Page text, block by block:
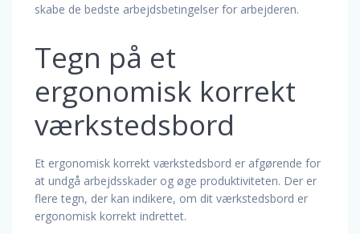
skabe de bedste arbejdsbetingelser for arbejderen.
Tegn på et
ergonomisk korrekt
værkstedsbord
Et ergonomisk korrekt værkstedsbord er afgørende for
at undgå arbejdsskader og øge produktiviteten. Der er
flere tegn, der kan indikere, om dit værkstedsbord er
ergonomisk korrekt indrettet.